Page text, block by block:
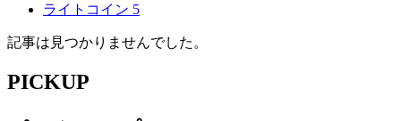
ライトコイン 5
記事は見つかりませんでした。
PICKUP